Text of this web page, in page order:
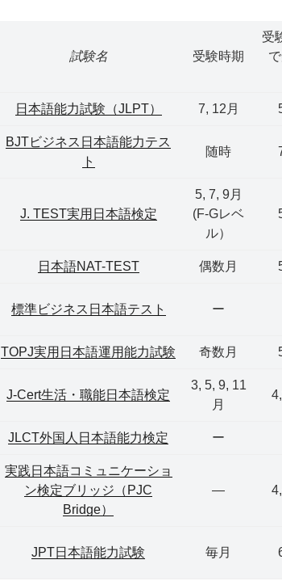
試験名 受験時期
受
日本語能力試験（JLPT） 7, 12月
BJTビジネス日本語能力テス
ト
随時
J. TEST実用日本語検定
5, 7, 9月
(F-Gレベ
ル）
日本語NAT-TEST 偶数月
標準ビジネス日本語テスト ー
TOPJ実用日本語運用能力試験 奇数月
J-Cert生活・職能日本語検定
3, 5, 9, 11
月
JLCT外国人日本語能力検定 ー
実践日本語コミュニケーショ
ン検定ブリッジ（PJC
Bridge）
―
JPT日本語能力試験 毎月